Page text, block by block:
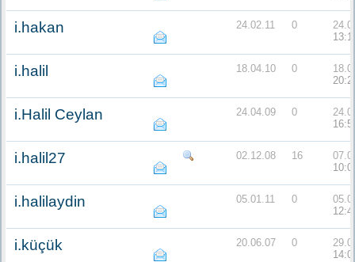
i.hakan 24.02.11 0
i.halil 18.04.10 0
i.Halil Ceylan 24.04.09 0
i.halil27 02.12.08 16
i.halilaydin 05.01.11 0
i.küçük 20.06.07 0